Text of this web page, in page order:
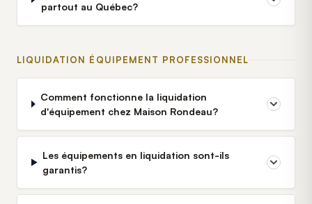
partout au Québec?
LIQUIDATION ÉQUIPEMENT PROFESSIONNEL
Comment fonctionne la liquidation
d'équipement chez Maison Rondeau?
Les équipements en liquidation sont-ils
garantis?